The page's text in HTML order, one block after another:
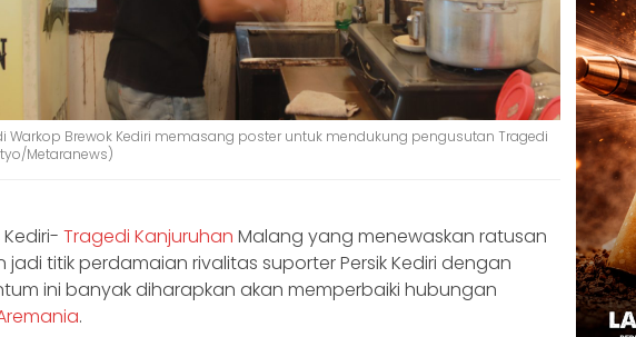
Warkop Brewok Kediri memasang poster untuk mendukung pengusutan Tragedi
Metaranews)
Kediri- Tragedi Kanjuruhan Malang yang menewaskan ratusan
titik perdamaian rivalitas suporter Persik Kediri dengan
ini banyak diharapkan akan memperbaiki hubungan
.